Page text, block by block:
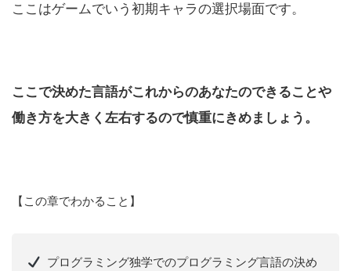
ここはゲームでいう初期キャラの選択場面です。
ここで決めた言語がこれからのあなたのできることや
働き方を大きく左右するので慎重にきめましょう。
【この章でわかること】
プログラミング独学でのプログラミング言語の決め